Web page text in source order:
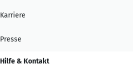
Karriere
Presse
Hilfe & Kontakt